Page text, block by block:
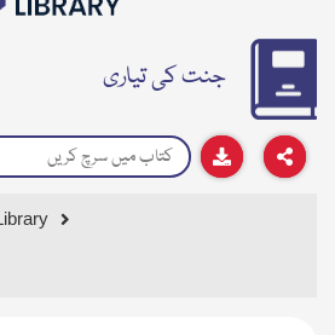
جنت کی تیاری